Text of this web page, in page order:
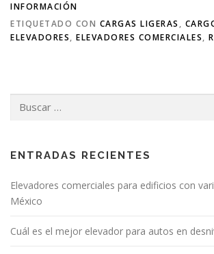
INFORMACIÓN
ETIQUETADO CON CARGAS LIGERAS,
ELEVADORES, ELEVADORES COMERCIALES,
ENTRADAS RECIENTES
Elevadores comerciales para edificios con
México
Cuál es el mejor elevador para autos en